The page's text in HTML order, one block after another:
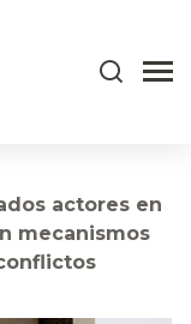
actores en
mecanismos